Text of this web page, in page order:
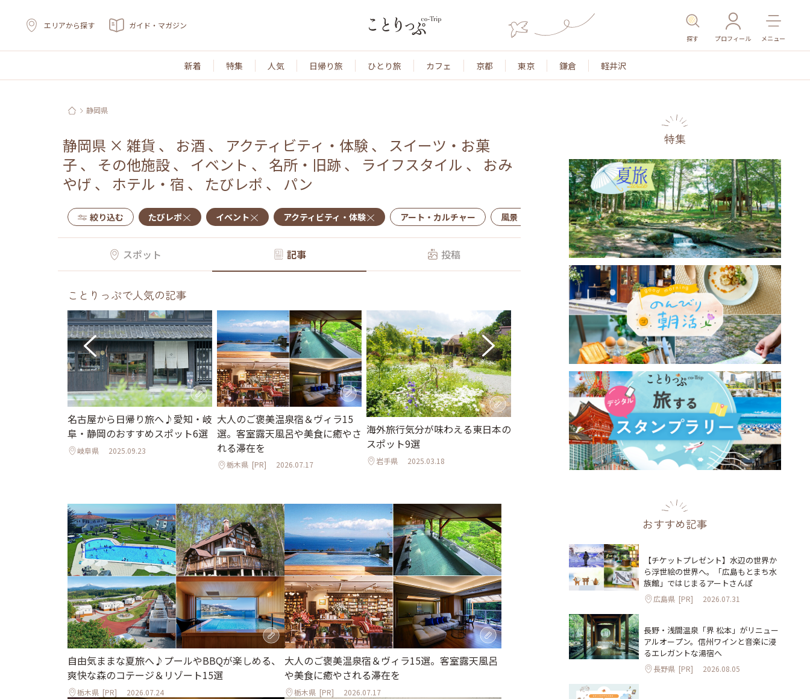
エリアから探す ガイド・マガジン
探す プロフィール メニュー
新着 特集 人気 日帰り旅 ひとり旅 カフェ 京都 東京 鎌倉 軽井沢
静岡県
静岡県 × 雑貨 、 お酒 、 アクティビティ・体験 、 スイーツ・お菓
子 、 その他施設、 イベント 、 名所・旧跡 、 ライフスタイル 、 おみ
やげ 、 ホテル・宿 、 たびレポ 、 パン
絞り込む たびレポ イベント アクティビティ・体験 アート・カルチャー 風景・景色 名所・旧跡 温泉・スパ その他施設
スポット 記事 投稿
ことりっぷで人気の記事
名古屋から日帰り旅へ♪愛知・岐
阜・静岡のおすすめスポット6選
岐阜県 2025.09.23
大人のご褒美温泉宿＆ヴィラ15
選。客室露天風呂や美食に癒やさ
れる滞在を
栃木県 [PR] 2026.07.17
海外旅行気分が味わえる東日本の
スポット9選
岩手県 2025.03.18
浜松に生まれた北欧の村。「ドロ
フィーズキャンパス」で幸せな暮
らしに出会う旅～前編
2019.04.10
自由気ままな夏旅へ♪プールやBBQが楽しめる、
爽快な森のコテージ＆リゾート15選
栃木県 [PR] 2026.07.24
大人のご褒美温泉宿＆ヴィラ15選。客室露天風呂
や美食に癒やされる滞在を
栃木県 [PR] 2026.07.17
特集
おすすめ記事
【チケットプレゼント】水辺の世界か
ら浮世絵の世界へ。「広島もとまち水
族館」ではじまるアートさんぽ
広島県 [PR] 2026.07.31
長野・浅間温泉「界 松本」がリニュー
アルオープン。信州ワインと音楽に浸
るエレガントな湯宿へ
長野県 [PR] 2026.08.05